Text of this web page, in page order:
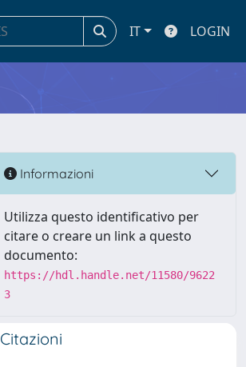
IT LOGIN
Informazioni
Utilizza questo identificativo per
citare o creare un link a questo
documento:
https://hdl.handle.net/11580/9622
3
Citazioni